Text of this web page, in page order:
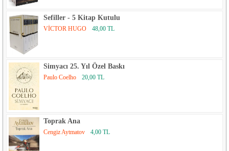
Sefiller - 5 Kitap Kutulu
VİCTOR HUGO 48,00 TL
Simyacı 25. Yıl Özel Baskı
Paulo Coelho 20,00 TL
Toprak Ana
Cengiz Aytmatov 4,00 TL